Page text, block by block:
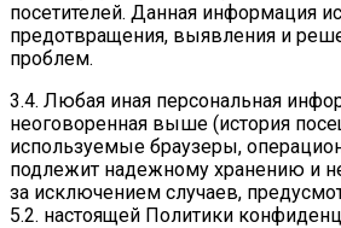
посетителей. Данная информация
предотвращения, выявления и
проблем.
3.4. Любая иная персональная
неоговоренная выше (история
используемые браузеры,
подлежит надежному хранению и
за исключением случаев,
5.2. настоящей Политики